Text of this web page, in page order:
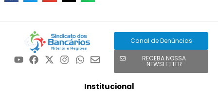
Canal de Denúncias
RECEBA NOSSA
NEWSLETTER
Institucional